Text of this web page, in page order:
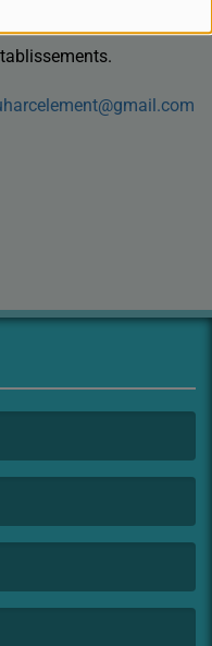
sollicitera des